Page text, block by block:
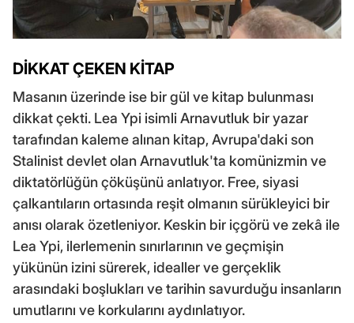
DİKKAT ÇEKEN KİTAP
Masanın üzerinde ise bir gül ve kitap bulunması
dikkat çekti. Lea Ypi isimli Arnavutluk bir yazar
tarafından kaleme alınan kitap, Avrupa'daki son
Stalinist devlet olan Arnavutluk'ta komünizmin ve
diktatörlüğün çöküşünü anlatıyor. Free, siyasi
çalkantıların ortasında reşit olmanın sürükleyici bir
anısı olarak özetleniyor. Keskin bir içgörü ve zekâ ile
Lea Ypi, ilerlemenin sınırlarının ve geçmişin
yükünün izini sürerek, idealler ve gerçeklik
arasındaki boşlukları ve tarihin savurduğu insanların
umutlarını ve korkularını aydınlatıyor.